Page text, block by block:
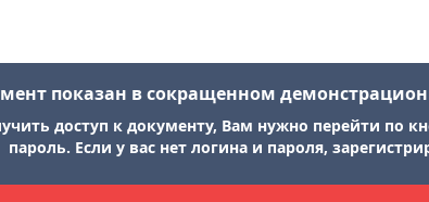
показан в сокращенном
доступ к документу, Вам нужно перейти по
пароль. Если у вас нет логина и пароля,